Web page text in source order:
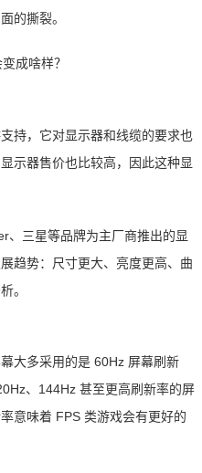
的撕裂。
持，它对显示器和线缆的要求也
示器售价也比较高，因此这种显
、三星等品牌为主厂商推出的显
趋势：尺寸更大、亮度更高、曲
。
大多采用的是 60Hz 屏幕刷新
、144Hz 甚至更高刷新率的屏
意味着 FPS 类游戏会有更好的